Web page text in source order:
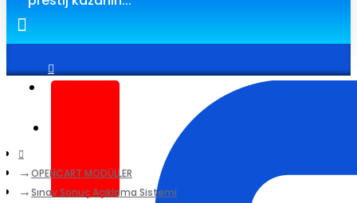
Giriş yap
OPENCART MODÜLLER
Sınav Sonuç Açıklama Sistemi